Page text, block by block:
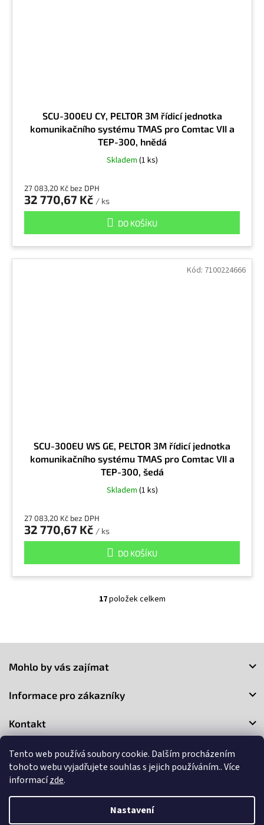
Tento web používá soubory cookie. Dalším procházením
tohoto webu vyjadřujete souhlas s jejich používáním.. Více
informacízde.
Nastavení
SCU-300EU CY, PELTOR 3M řídicí jednotka
komunikačního systému TMAS pro Comtac VII a
TEP-300, hnědá
Skladem (1 ks)
27 083,20 Kč bez DPH
32 770,67 Kč / ks
DO KOŠÍKU
SCU-300EU WS GE, PELTOR 3M řídicí jednotka
komunikačního systému TMAS pro Comtac VII a
TEP-300, šedá
Skladem (1 ks)
27 083,20 Kč bez DPH
32 770,67 Kč / ks
DO KOŠÍKU
Kód: 7100224666
O
y
v
ý
p
s
u
17položek celkem
Mohlo by vás zajímat
Informace pro zákazníky
Kontakt
3Market. Všechna práva vyhrazena.
nastavení cookies